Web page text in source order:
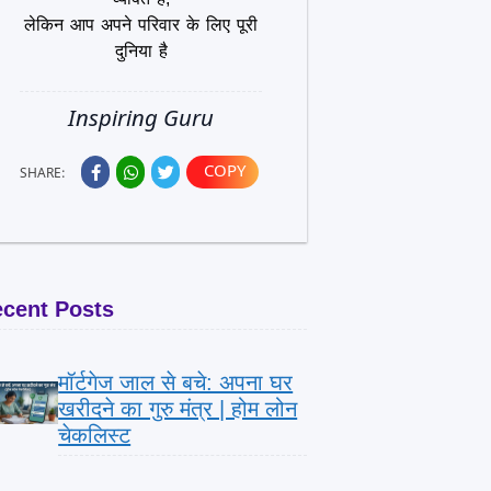
लेकिन आप अपने परिवार के लिए पूरी
दुनिया है
Inspiring Guru
SHARE: COPY
Posts
मॉर्टगेज जाल से बचे: अपना घर
खरीदने का गुरु मंत्र | होम लोन
चेकलिस्ट